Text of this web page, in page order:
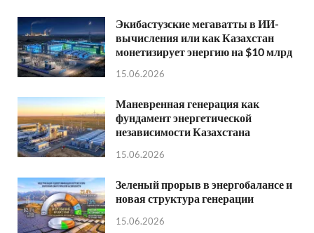
Экибастузские мегаватты в ИИ-
вычисления или как Казахстан
монетизирует энергию на $10 млрд
15.06.2026
Маневренная генерация как
фундамент энергетической
независимости Казахстана
15.06.2026
Зеленый прорыв в энергобалансе и
новая структура генерации
15.06.2026